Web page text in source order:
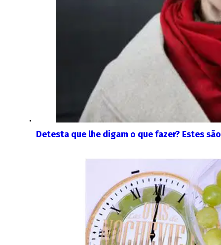
Detesta que lhe digam o que fazer? Estes